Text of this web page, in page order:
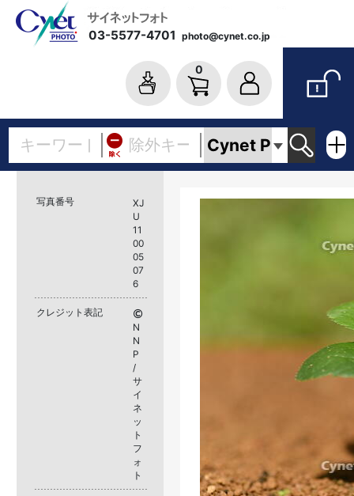
03-5577-4701 photo@cynet.co.jp
0
写真番号
XJ
U
11
00
05
07
6
クレジット表記
N
N
P
/
サ
イ
ネ
ッ
ト
フ
ォ
ト